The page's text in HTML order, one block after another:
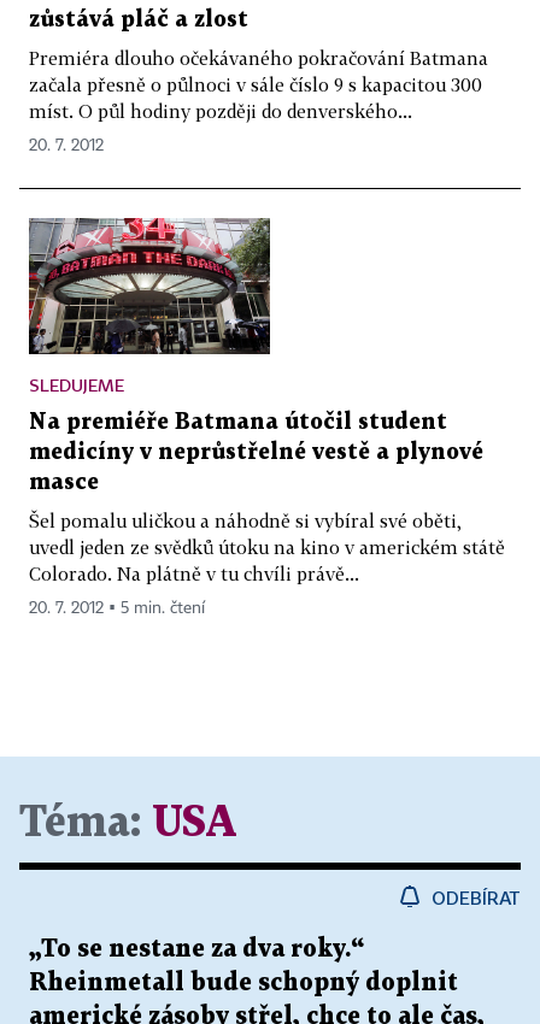
zůstává pláč a zlost
Premiéra dlouho očekávaného pokračování Batmana
začala přesně o půlnoci v sále číslo 9 s kapacitou 300
míst. O půl hodiny později do denverského...
20. 7. 2012
SLEDUJEME
Na premiéře Batmana útočil student
medicíny v neprůstřelné vestě a plynové
masce
Šel pomalu uličkou a náhodně si vybíral své oběti,
uvedl jeden ze svědků útoku na kino v americkém státě
Colorado. Na plátně v tu chvíli právě...
20. 7. 2012 ▪ 5 min. čtení
Téma: USA
ODEBÍRAT
„To se nestane za dva roky.“
Rheinmetall bude schopný doplnit
americké zásoby střel, chce to ale čas,